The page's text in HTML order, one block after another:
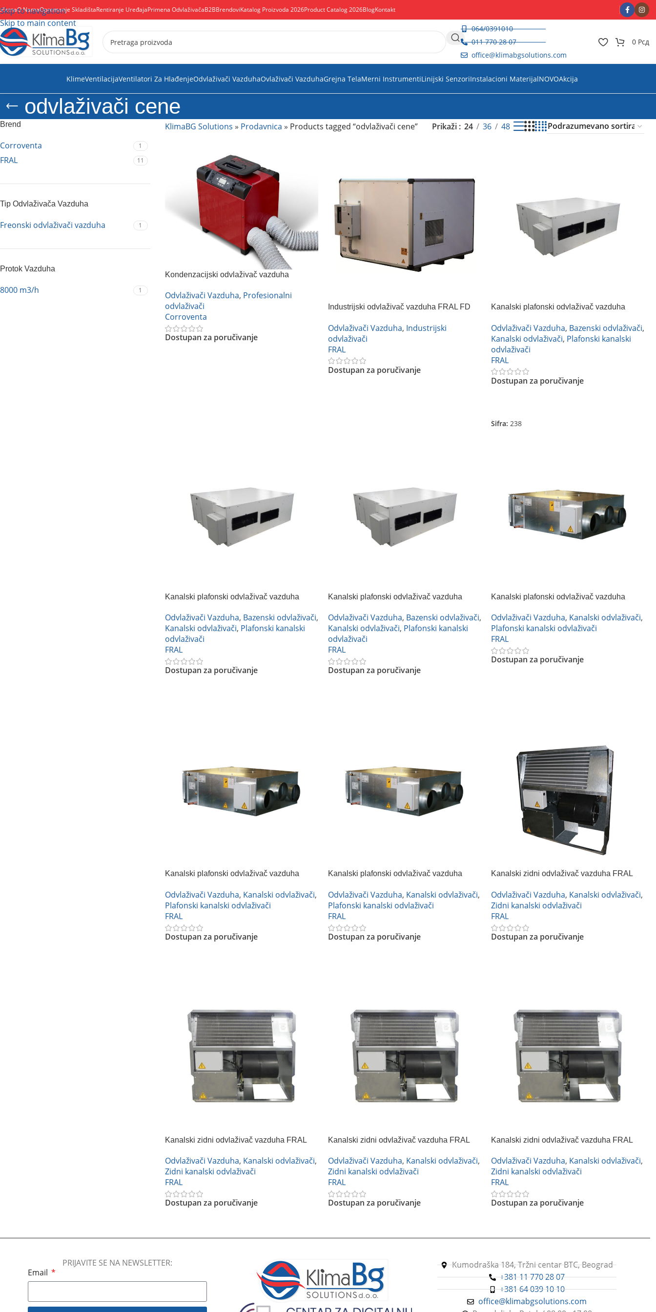
Skip to navigation
Skip to main content
O NamaOpremanje SkladištaRentiranje UređajaPrimena OdvlaživačaB2BBrendoviKatalog Proizvoda 2026Product Catalog 2026BlogKontakt
064/0391010
011 770 28 07
office@klimabgsolutions.com
0 Рсд
KlimeVentilacijaVentilatori Za HlađenjeOdvlaživači VazduhaOvlaživači VazduhaGrejna TelaMerni InstrumentiLinijski SenzoriInstalacioni MaterijalNOVOAkcija
odvlaživači cene
Brend
Corroventa 1
FRAL 11
Tip Odvlaživača Vazduha
Freonski odvlaživači vazduha 1
Protok Vazduha
8000 m3/h 1
KlimaBG Solutions » Prodavnica » Products tagged “odvlaživači cene” Prikaži 24 36 48
Kondenzacijski odvlaživač vazduha
Odvlaživači Vazduha, Profesionalni
odvlaživači
Corroventa
Dostupan za poručivanje
Industrijski odvlaživač vazduha FRAL FD
Odvlaživači Vazduha, Industrijski
odvlaživači
FRAL
Dostupan za poručivanje
Kanalski plafonski odvlaživač vazduha
Odvlaživači Vazduha, Bazenski odvlaživači,
Kanalski odvlaživači, Plafonski kanalski
odvlaživači
FRAL
Dostupan za poručivanje
Šifra: 238
Kanalski plafonski odvlaživač vazduha
Odvlaživači Vazduha, Bazenski odvlaživači,
Kanalski odvlaživači, Plafonski kanalski
odvlaživači
FRAL
Dostupan za poručivanje
Kanalski plafonski odvlaživač vazduha
Odvlaživači Vazduha, Bazenski odvlaživači,
Kanalski odvlaživači, Plafonski kanalski
odvlaživači
FRAL
Dostupan za poručivanje
Kanalski plafonski odvlaživač vazduha
Odvlaživači Vazduha, Kanalski odvlaživači,
Plafonski kanalski odvlaživači
FRAL
Dostupan za poručivanje
Kanalski plafonski odvlaživač vazduha
Odvlaživači Vazduha, Kanalski odvlaživači,
Plafonski kanalski odvlaživači
FRAL
Dostupan za poručivanje
Kanalski plafonski odvlaživač vazduha
Odvlaživači Vazduha, Kanalski odvlaživači,
Plafonski kanalski odvlaživači
FRAL
Dostupan za poručivanje
Kanalski zidni odvlaživač vazduha FRAL
Odvlaživači Vazduha, Kanalski odvlaživači,
Zidni kanalski odvlaživači
FRAL
Dostupan za poručivanje
Kanalski zidni odvlaživač vazduha FRAL
Odvlaživači Vazduha, Kanalski odvlaživači,
Zidni kanalski odvlaživači
FRAL
Dostupan za poručivanje
Kanalski zidni odvlaživač vazduha FRAL
Odvlaživači Vazduha, Kanalski odvlaživači,
Zidni kanalski odvlaživači
FRAL
Dostupan za poručivanje
Kanalski zidni odvlaživač vazduha FRAL
Odvlaživači Vazduha, Kanalski odvlaživači,
Zidni kanalski odvlaživači
FRAL
Dostupan za poručivanje
PRIJAVITE SE NA NEWSLETTER:
Email
Kumodraška 184, Tržni centar BTC, Beograd
+381 11 770 28 07
+381 64 039 10 10
office@klimabgsolutions.com